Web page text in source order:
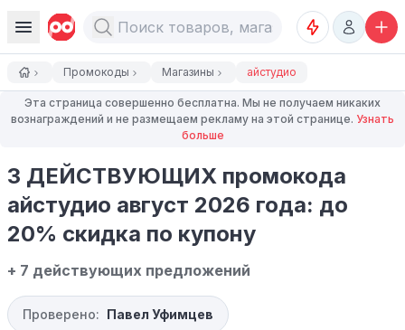
Промокоды Магазины айстудио
Эта страница совершенно бесплатна. Мы не получаем никаких
вознаграждений и не размещаем рекламу на этой странице. Узнать
больше
3 ДЕЙСТВУЮЩИХ промокода
айстудио август 2026 года: до
20% скидка по купону
+ 7 действующих предложений
Проверено: Павел Уфимцев